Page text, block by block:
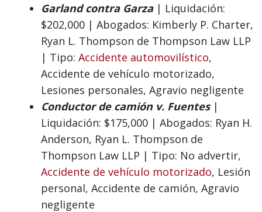
Garland contra Garza| Liquidación:
$202,000 | Abogados: Kimberly P. Charter,
Ryan L. Thompson de Thompson Law LLP
| Tipo: Accidente automovilístico,
Accidente de vehículo motorizado,
Lesiones personales, Agravio negligente
Conductor de camión v. Fuentes|
Liquidación: $175,000 | Abogados: Ryan H.
Anderson, Ryan L. Thompson de
Thompson Law LLP | Tipo: No advertir,
Accidente de vehículo motorizado, Lesión
personal, Accidente de camión, Agravio
negligente